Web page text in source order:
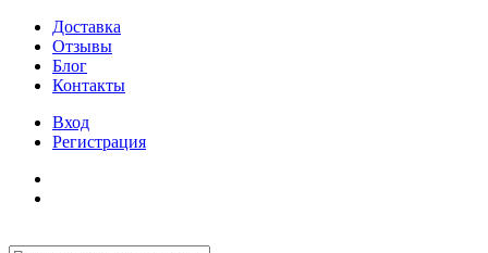
Доставка
Отзывы
Блог
Контакты
Вход
Регистрация